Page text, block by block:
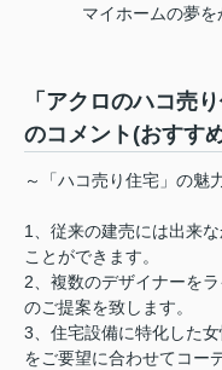
マイホームの夢を
「アクロのハコ売
のコメント(おすす
～「ハコ売り住宅」の魅
1、従来の建売には出来
ことができます。
2、複数のデザイナーを
のご提案を致します。
3、住宅設備に特化した
をご要望に合わせてコー